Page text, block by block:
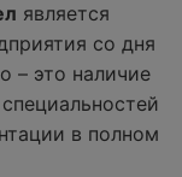
является
со дня
– это наличие
в полном